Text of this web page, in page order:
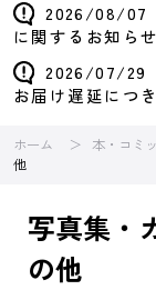
2026/08/07
に関するお知らせ
2026/07/29
お届け遅延につ
ホーム 本・コミ
他
写真集・
の他